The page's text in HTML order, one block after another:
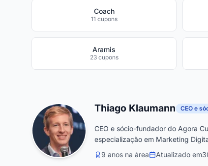
Coach
11 cupons
Aramis
23 cupons
Thiago Klaumann CEO e
CEO e sócio-fundador do Agora
especialização em Marketing
9 anos na área
Atualizado em